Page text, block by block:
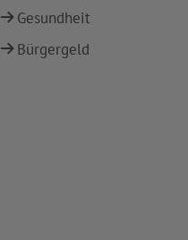
Gesundheit
Bürgergeld